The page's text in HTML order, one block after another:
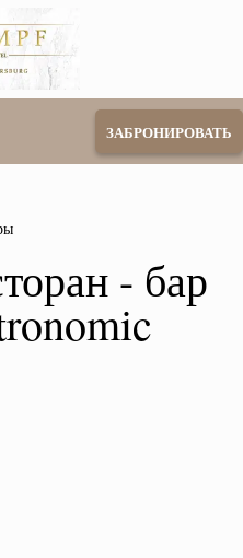
ЗАБРОНИРОВАТЬ
- бар